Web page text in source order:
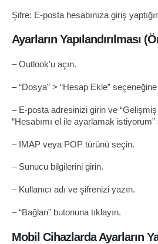
Şifre: E-posta hesabınıza giriş
Ayarların Yapılandırılması
– Outlook’u açın.
– “Dosya” > “Hesap Ekle” seçeneğine
– E-posta adresinizi girin ve
“Hesabımı el ile ayarlamak
– IMAP veya POP türünü seçin.
– Sunucu bilgilerini girin.
– Kullanıcı adı ve şifrenizi yazın.
– “Bağlan” butonuna tıklayın.
Mobil Cihazlarda Ayarların